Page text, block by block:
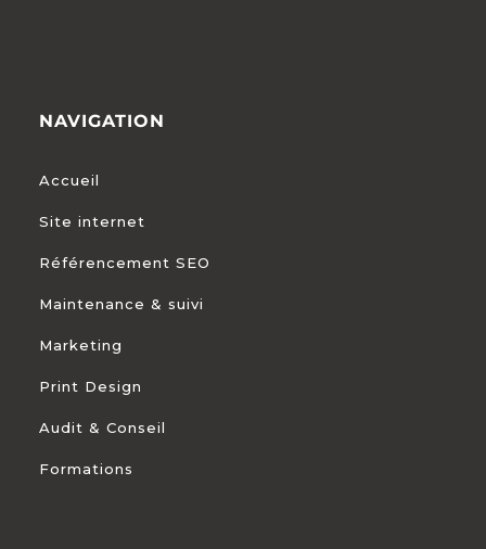
NAVIGATION
Accueil
Site internet
Référencement SEO
Maintenance & suivi
Marketing
Print Design
Audit & Conseil
Formations